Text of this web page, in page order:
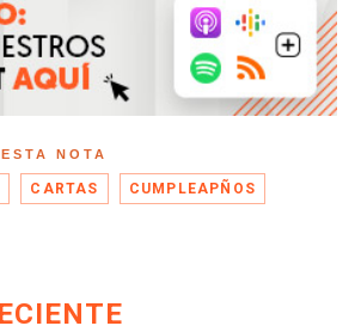
NOTA
CARTAS CUMPLEAPÑOS